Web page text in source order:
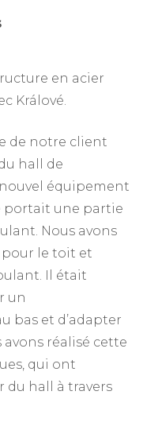
en acier
Králové.
de notre client
hall de
équipement
portait une partie
Nous avons
pour le toit et
Il était
un
bas et d’adapter
réalisé cette
qui ont
du hall à travers